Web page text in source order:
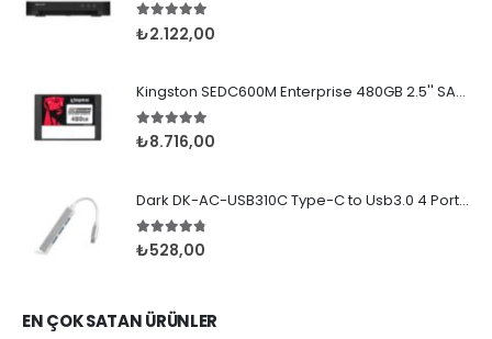
5.005 üzerinden
₺2.122,00
Kingston SEDC600M Enterprise 480GB 2.5'' SATA SSD
5.005 üzerinden
₺8.716,00
Dark DK-AC-USB310C Type-C to Usb3.0 4 Port Çeviric
4.675 üzerinden
₺528,00
EN ÇOK SATAN ÜRÜNLER